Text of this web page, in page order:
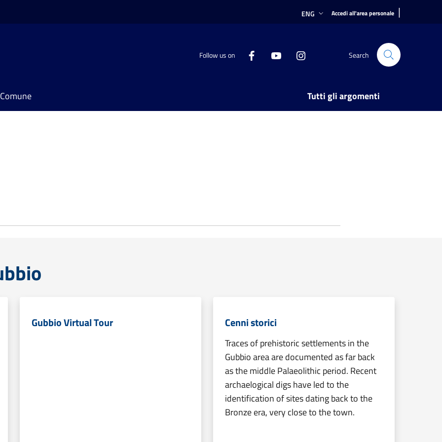
ENG Accedi all'area personale |
Follow us on Search
Tutti gli argomenti
Gubbio Virtual Tour Cenni storici
Traces of prehistoric settlements in the
Gubbio area are documented as far back
as the middle Palaeolithic period. Recent
archaelogical digs have led to the
identification of sites dating back to the
Bronze era, very close to the town.